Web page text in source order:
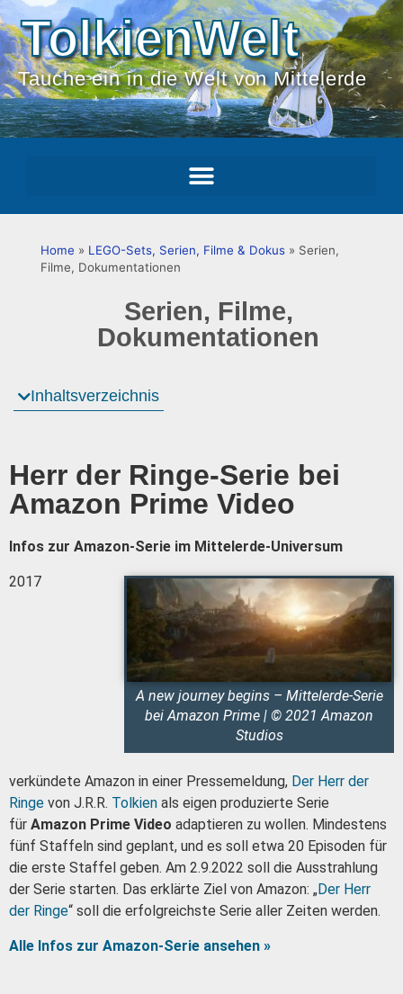
TolkienWelt
Tauche ein in die Welt von Mittelerde
Home » LEGO-Sets, Serien, Filme & Dokus » Serien,
Filme, Dokumentationen
Serien, Filme,
Dokumentationen
Inhaltsverzeichnis
Herr der Ringe-Serie bei
Amazon Prime Video
Infos zur Amazon-Serie im Mittelerde-Universum
A new journey begins – Mittelerde-Serie
bei Amazon Prime | © 2021 Amazon
Studios
2017
verkündete Amazon in einer Pressemeldung, Der Herr der
Ringe von J.R.R. Tolkien als eigen produzierte Serie
für Amazon Prime Video adaptieren zu wollen. Mindestens
fünf Staffeln sind geplant, und es soll etwa 20 Episoden für
die erste Staffel geben. Am 2.9.2022 soll die Ausstrahlung
der Serie starten. Das erklärte Ziel von Amazon: „Der Herr
der Ringe“ soll die erfolgreichste Serie aller Zeiten werden.
Alle Infos zur Amazon-Serie ansehen »